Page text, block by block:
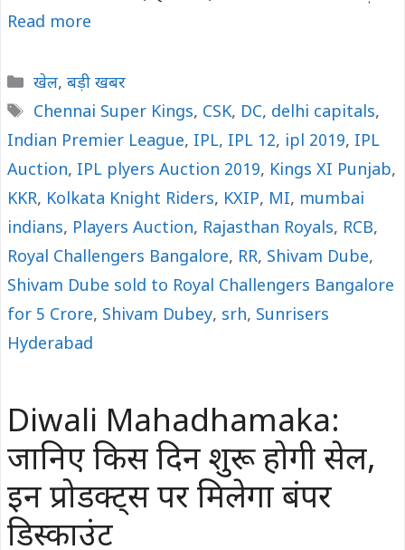
Read more
Categories
खेल, बड़ी खबर
Tags
Chennai Super Kings, CSK, DC, delhi capitals,
Indian Premier League, IPL, IPL 12, ipl 2019, IPL
Auction, IPL plyers Auction 2019, Kings XI Punjab,
KKR, Kolkata Knight Riders, KXIP, MI, mumbai
indians, Players Auction, Rajasthan Royals, RCB,
Royal Challengers Bangalore, RR, Shivam Dube,
Shivam Dube sold to Royal Challengers Bangalore
for 5 Crore, Shivam Dubey, srh, Sunrisers
Hyderabad
Diwali Mahadhamaka:
जानिए किस दिन शुरू होगी सेल,
इन प्रोडक्ट्स पर मिलेगा बंपर
डिस्काउंट